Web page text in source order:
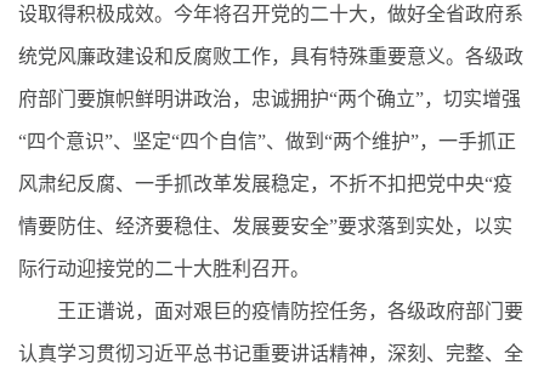
设取得积极成效。今年将召开党的二十大，做好全省政府系
统党风廉政建设和反腐败工作，具有特殊重要意义。各级政
府部门要旗帜鲜明讲政治，忠诚拥护“两个确立”，切实增强
“四个意识”、坚定“四个自信”、做到“两个维护”，一手抓正
风肃纪反腐、一手抓改革发展稳定，不折不扣把党中央“疫
情要防住、经济要稳住、发展要安全”要求落到实处，以实
际行动迎接党的二十大胜利召开。
王正谱说，面对艰巨的疫情防控任务，各级政府部门要
认真学习贯彻习近平总书记重要讲话精神，深刻、完整、全